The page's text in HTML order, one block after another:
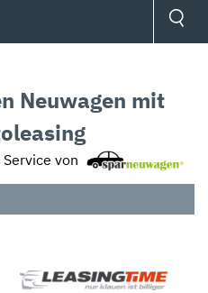
Neuwagen mit
Service von